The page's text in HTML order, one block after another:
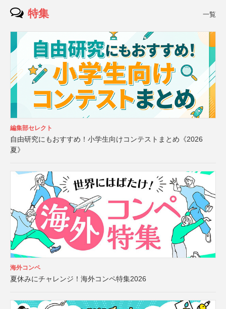
特集 一覧
編集部セレクト
自由研究にもおすすめ！小学生向けコンテストまとめ《2026
夏》
海外コンペ
夏休みにチャレンジ！海外コンペ特集2026